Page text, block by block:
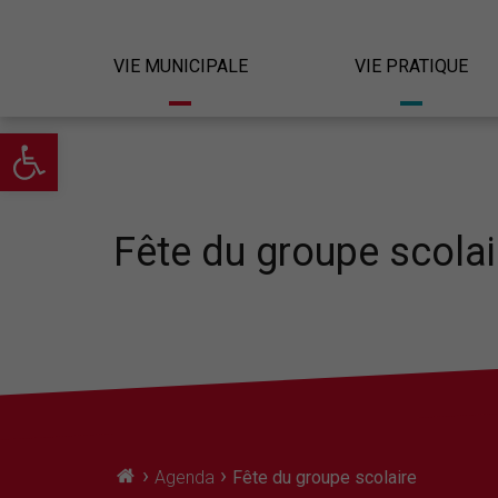
Ouvrir la barre d’outils
VIE MUNICIPALE VIE PRATIQUE
Fête du groupe
› Agenda › Fête du groupe scolaire